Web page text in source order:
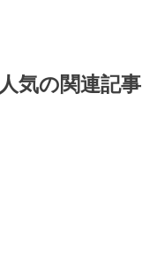
人気の関連記事